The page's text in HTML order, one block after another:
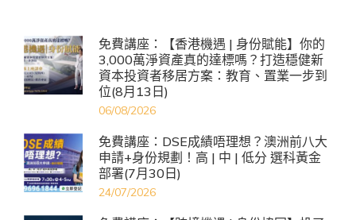
免費講座：【香港機遇 | 身份賦能】你的
3,000萬淨資產真的達標嗎？打造穩健新
資本投資者移居方案：教育、置業一步到
位(8月13日)
06/08/2026
免費講座：DSE成績唔理想？澳洲前八大
申請+身份規劃！高 | 中 | 低分 選科黃金
部署(7月30日)
24/07/2026